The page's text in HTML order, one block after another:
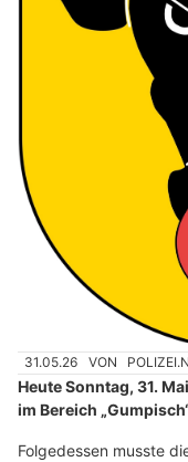
31.05.26 VON
Heute Sonntag, 31.
im Bereich
Folgedessen musste